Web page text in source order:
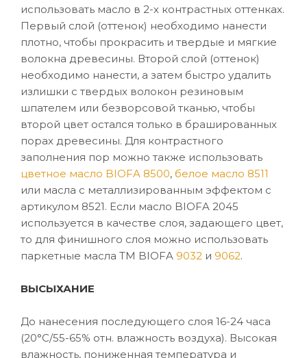
использовать масло в 2-х контрастных оттенках.
Первый слой (оттенок) необходимо нанести
плотно, чтобы прокрасить и твердые и мягкие
волокна древесины. Второй слой (оттенок)
необходимо нанести, а затем быстро удалить
излишки с твердых волокон резиновым
шпателем или безворсовой тканью, чтобы
второй цвет остался только в брашированных
порах древесины. Для контрастного
заполнения пор можно также использовать
цветное масло BIOFA 8500, белое масло 8511
или масла с металлизированным эффектом с
артикулом 8521. Если масло BIOFA 2045
используется в качестве слоя, задающего цвет,
то для финишного слоя можно использовать
паркетные масла ТМ BIOFA 9032 и 9062.
ВЫСЫХАНИЕ
До нанесения последующего слоя 16-24 часа
(20°C/55-65% отн. влажность воздуха). Высокая
влажность, пониженная температура и